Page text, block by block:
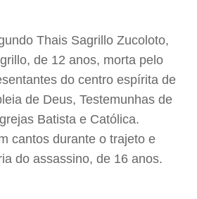
Thais Sagrillo Zucoloto,
de 12 anos, morta pelo
do centro espírita de
de Deus, Testemunhas de
Batista e Católica.
cantos durante o trajeto e
do assassino, de 16 anos.